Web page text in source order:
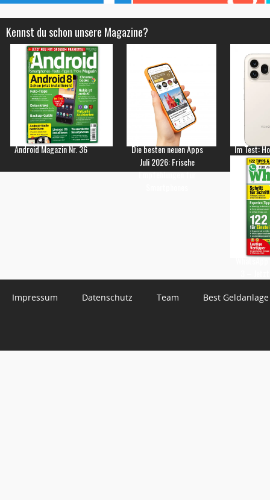
Kennst du schon unsere Magazine?
Android Magazin Nr. 36
Die besten neuen Apps
Juli 2026: Frische
Empfehlungen für
Im Test:
Impressum Datenschutz Team Best Geldanlage